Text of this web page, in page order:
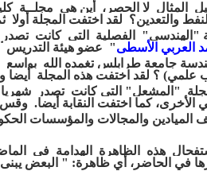
المثال لا الحصر، أين هي مجلــة
والتعدين؟ لقد اختفت المجلة أولا
"الهندسي" الفصلية التي كانت تصدر
العربي الأسطى" عضو هيئة التدريس
جامعة طرابلس تغمده الله
علمي) ؟ لقد اختفت هذه المجلة أيضا
"المشعل" التي كانت تصدر شهريا
الأخرى، كما اختفت النقابة أيضا. وقس
الميادين والمجالات والمؤسسات
هذه الظاهرة الهدامة في
في الحاضر، أي ظاهرة: " البعض يبنى